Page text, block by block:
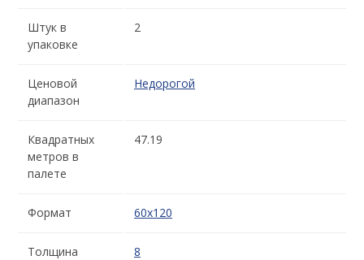
Штук в
упаковке
2
Ценовой
диапазон
Недорогой
Квадратных
метров в
палете
47.19
Формат 60x120
Толщина 8